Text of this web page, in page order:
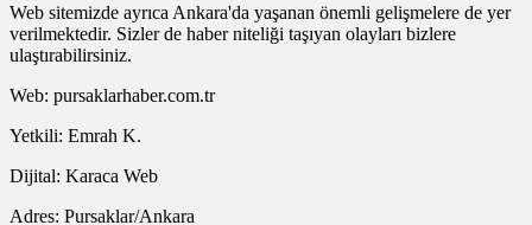
Web sitemizde ayrıca Ankara'da yaşanan önemli gelişmelere de yer
verilmektedir. Sizler de haber niteliği taşıyan olayları bizlere
ulaştırabilirsiniz.
Web: pursaklarhaber.com.tr
Yetkili: Emrah K.
Dijital: Karaca Web
Adres: Pursaklar/Ankara